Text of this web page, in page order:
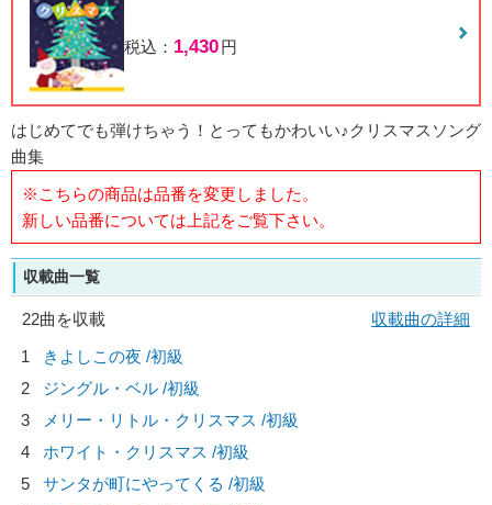
税込： 1,430円
はじめてでも弾けちゃう！とってもかわいい♪クリスマスソング
曲集
※こちらの商品は品番を変更しました。
新しい品番については上記をご覧下さい。
収載曲一覧
22曲を収載
収載曲の詳細
1
きよしこの夜 /初級
2
ジングル・ベル /初級
3
メリー・リトル・クリスマス /初級
4
ホワイト・クリスマス /初級
5
サンタが町にやってくる /初級